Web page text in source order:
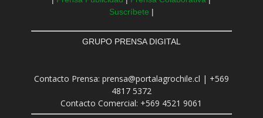
Suscríbete |
GRUPO PRENSA DIGITAL
Contacto Prensa: prensa@portalagrochile.cl | +569
4817 5372
Contacto Comercial: +569 4521 9061